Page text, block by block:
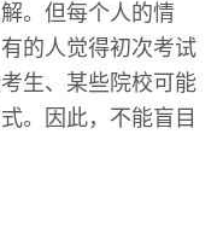
。但每个人的情
的人觉得初次考试
生、某些院校可能
。因此，不能盲目